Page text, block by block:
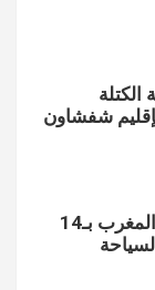
شفشاون
برنامج شتوي قياسي يربط المغرب بـ14